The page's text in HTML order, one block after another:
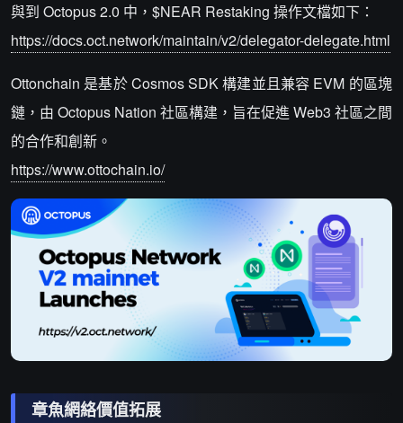
與到 Octopus 2.0 中，$NEAR Restaking 操作文檔如下：
https://docs.oct.network/maintain/v2/delegator-delegate.html
Ottonchain 是基於 Cosmos SDK 構建並且兼容 EVM 的區塊
鏈，由 Octopus Nation 社區構建，旨在促進 Web3 社區之間
的合作和創新。
https://www.ottochain.io/
章魚網絡價值拓展